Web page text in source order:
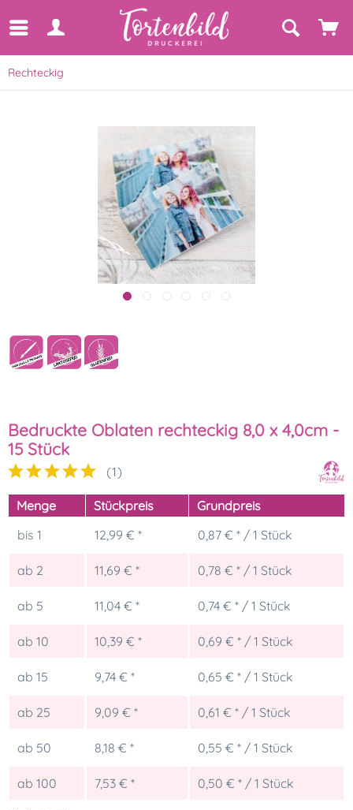
Rechteckig
Bedruckte Oblaten rechteckig 8,0 x 4,0cm -
15 Stück
(1)
Menge Stückpreis
Grundpreis
bis 1 12,99 € * 0,87 € * / 1 Stück
ab 2 11,69 € * 0,78 € * / 1 Stück
ab 5 11,04 € * 0,74 € * / 1 Stück
ab 10 10,39 € * 0,69 € * / 1 Stück
ab 15 9,74 € * 0,65 € * / 1 Stück
ab 25 9,09 € * 0,61 € * / 1 Stück
ab 50 8,18 € * 0,55 € * / 1 Stück
ab 100 7,53 € * 0,50 € * / 1 Stück